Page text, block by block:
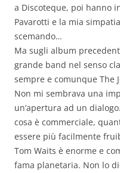
a Discoteque, poi hanno
Pavarotti e la mia
scemando…
Ma sugli album
grande band nel senso
sempre e comunque The
Non mi sembrava una
un’apertura ad un
cosa è commerciale,
essere più facilmente
Tom Waits è enorme e
fama planetaria. Non lo